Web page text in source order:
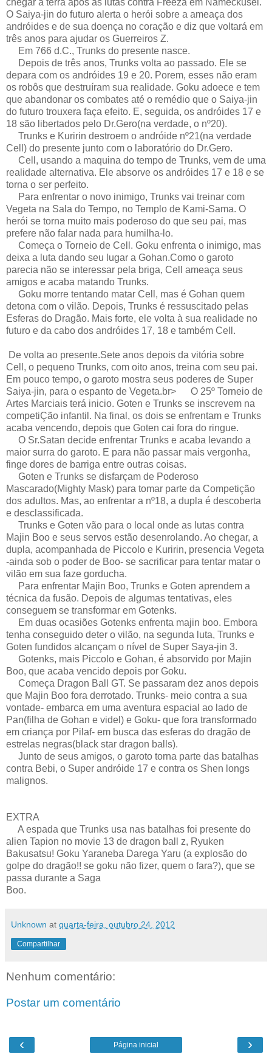
O Saiya-jin do futuro alerta o herói sobre a ameaça dos
andróides e de sua doença no coração e diz que voltará em
três anos para ajudar os Guerreiros Z.
Em 766 d.C., Trunks do presente nasce.
Depois de três anos, Trunks volta ao passado. Ele se
depara com os andróides 19 e 20. Porem, esses não eram
os robôs que destruíram sua realidade. Goku adoece e tem
que abandonar os combates até o remédio que o Saiya-jin
do futuro trouxera faça efeito. E, seguida, os andróides 17 e
18 são libertados pelo Dr.Gero(na verdade, o nº20).
Trunks e Kuririn destroem o andróide nº21(na verdade
Cell) do presente junto com o laboratório do Dr.Gero.
Cell, usando a maquina do tempo de Trunks, vem de uma
realidade alternativa. Ele absorve os andróides 17 e 18 e se
torna o ser perfeito.
Para enfrentar o novo inimigo, Trunks vai treinar com
Vegeta na Sala do Tempo, no Templo de Kami-Sama. O
herói se torna muito mais poderoso do que seu pai, mas
prefere não falar nada para humilha-lo.
Começa o Torneio de Cell. Goku enfrenta o inimigo, mas
deixa a luta dando seu lugar a Gohan.Como o garoto
parecia não se interessar pela briga, Cell ameaça seus
amigos e acaba matando Trunks.
Goku morre tentando matar Cell, mas é Gohan quem
detona com o vilão. Depois, Trunks é ressuscitado pelas
Esferas do Dragão. Mais forte, ele volta à sua realidade no
futuro e da cabo dos andróides 17, 18 e também Cell.
De volta ao presente.Sete anos depois da vitória sobre
Cell, o pequeno Trunks, com oito anos, treina com seu pai.
Em pouco tempo, o garoto mostra seus poderes de Super
Saiya-jin, para o espanto de Vegeta.br> O 25º Torneio de
Artes Marciais terá inicio. Goten e Trunks se inscrevem na
competiÇão infantil. Na final, os dois se enfrentam e Trunks
acaba vencendo, depois que Goten cai fora do ringue.
O Sr.Satan decide enfrentar Trunks e acaba levando a
maior surra do garoto. E para não passar mais vergonha,
finge dores de barriga entre outras coisas.
Goten e Trunks se disfarçam de Poderoso
Mascarado(Mighty Mask) para tomar parte da Competição
dos adultos. Mas, ao enfrentar a nº18, a dupla é descoberta
e desclassificada.
Trunks e Goten vão para o local onde as lutas contra
Majin Boo e seus servos estão desenrolando. Ao chegar, a
dupla, acompanhada de Piccolo e Kuririn, presencia Vegeta
-ainda sob o poder de Boo- se sacrificar para tentar matar o
vilão em sua faze gorducha.
Para enfrentar Majin Boo, Trunks e Goten aprendem a
técnica da fusão. Depois de algumas tentativas, eles
conseguem se transformar em Gotenks.
Em duas ocasiões Gotenks enfrenta majin boo. Embora
tenha conseguido deter o vilão, na segunda luta, Trunks e
Goten fundidos alcançam o nível de Super Saya-jin 3.
Gotenks, mais Piccolo e Gohan, é absorvido por Majin
Boo, que acaba vencido depois por Goku.
Começa Dragon Ball GT. Se passaram dez anos depois
que Majin Boo fora derrotado. Trunks- meio contra a sua
vontade- embarca em uma aventura espacial ao lado de
Pan(filha de Gohan e videl) e Goku- que fora transformado
em criança por Pilaf- em busca das esferas do dragão de
estrelas negras(black star dragon balls).
Junto de seus amigos, o garoto torna parte das batalhas
contra Bebi, o Super andróide 17 e contra os Shen longs
malignos.
EXTRA
A espada que Trunks usa nas batalhas foi presente do
alien Tapion no movie 13 de dragon ball z, Ryuken
Bakusatsu! Goku Yaraneba Darega Yaru (a explosão do
golpe do dragão!! se goku não fizer, quem o fara?), que se
passa durante a Saga
Boo.
Unknown at quarta-feira, outubro 24, 2012
Compartilhar
Nenhum comentário:
Postar um comentário
‹ ›
Página inicial